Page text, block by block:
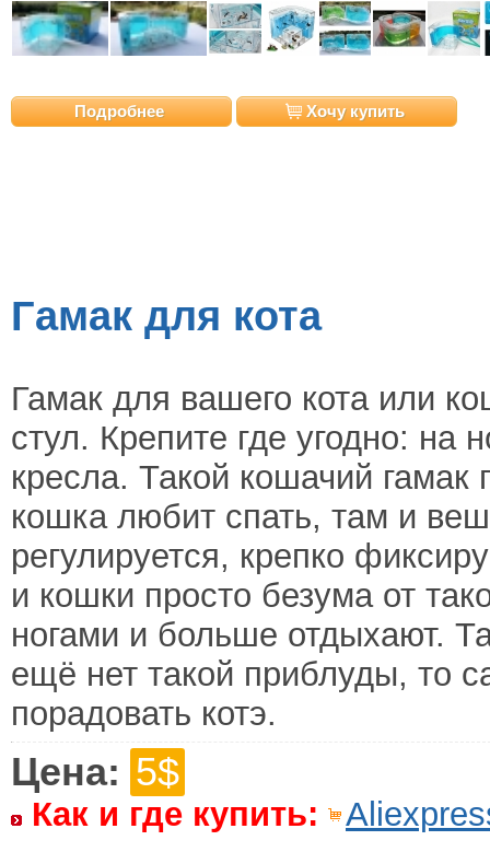
Подробнее Хочу купить
Гамак для кота
Гамак для вашего кота или
стул. Крепите где угодно: на
кресла. Такой кошачий
кошка любит спать, там и
регулируется, крепко
и кошки просто безума от
ногами и больше отдыхают.
ещё нет такой приблуды, то
порадовать котэ.
Цена: 5$
Как и где купить: